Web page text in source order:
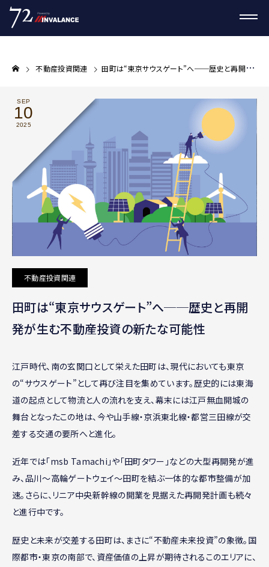
不動産投資関連 田町は“東京サウスゲート”へ──歴史と再開発が生む不動産投資の新たな可能性
SEP
10
2025
不動産投資関連
田町は“東京サウスゲート”へ──歴史と再開
発が生む不動産投資の新たな可能性
江戸時代、南の玄関口として栄えた田町は、現代においても東京
の“サウスゲート”として再び注目を集めています。歴史的には東海
道の起点として物流と人の流れを支え、幕末には江戸無血開城の
舞台となったこの地は、今や山手線・京浜東北線・都営三田線が交
差する交通の要所へと進化。
近年では「msb Tamachi」や「田町タワー」などの大型再開発が進
み、品川〜高輪ゲートウェイ〜田町を結ぶ一体的な都市整備が加
速。さらに、リニア中央新幹線の開業を見据えた再開発計画も続々
と進行中です。
歴史と未来が交差する田町は、まさに“不動産未来投資”の象徴。国
際都市・東京の南部で、資産価値の上昇が期待されるこのエリアに、